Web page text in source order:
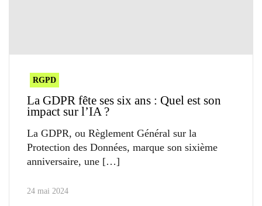
RGPD
La GDPR fête ses six ans : Quel est son
impact sur l’IA ?
La GDPR, ou Règlement Général sur la
Protection des Données, marque son sixième
anniversaire, une
24 mai 2024